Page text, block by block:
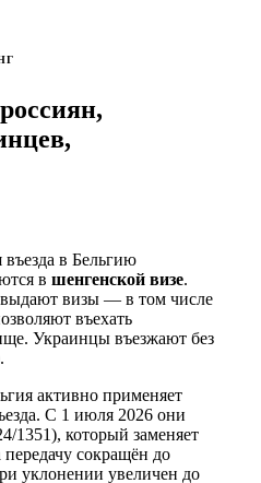
въезда в Бельгию
в шенгенской визе.
выдают визы — в том числе
въехать
Украинцы въезжают без
активно применяет
С 1 июля 2026 они
1351), который заменяет
сокращён до
уклонении увеличен до